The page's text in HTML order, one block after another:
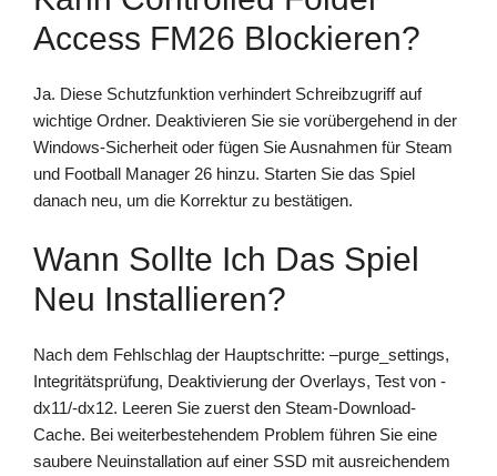
Access FM26 Blockieren?
Ja. Diese Schutzfunktion verhindert Schreibzugriff auf
wichtige Ordner. Deaktivieren Sie sie vorübergehend in der
Windows-Sicherheit oder fügen Sie Ausnahmen für Steam
und Football Manager 26 hinzu. Starten Sie das Spiel
danach neu, um die Korrektur zu bestätigen.
Wann Sollte Ich Das Spiel
Neu Installieren?
Nach dem Fehlschlag der Hauptschritte: –purge_settings,
Integritätsprüfung, Deaktivierung der Overlays, Test von -
dx11/-dx12. Leeren Sie zuerst den Steam-Download-
Cache. Bei weiterbestehendem Problem führen Sie eine
saubere Neuinstallation auf einer SSD mit ausreichendem